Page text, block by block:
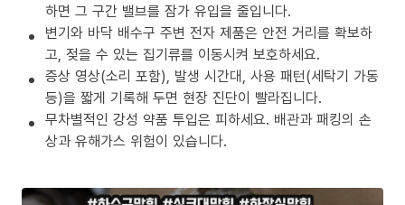
하면 그 구간 밸브를 잠가 유입을 줄입니다.
변기와 바닥 배수구 주변 전자 제품은 안전 거리를 확보하
고, 젖을 수 있는 집기류를 이동시켜 보호하세요.
증상 영상(소리 포함), 발생 시간대, 사용 패턴(세탁기 가동
등)을 짧게 기록해 두면 현장 진단이 빨라집니다.
무차별적인 강성 약품 투입은 피하세요. 배관과 패킹의 손
상과 유해가스 위험이 있습니다.